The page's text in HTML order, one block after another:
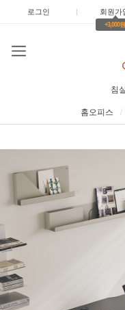
로그인 | 회원가
+3,000원
침실
홈오피스